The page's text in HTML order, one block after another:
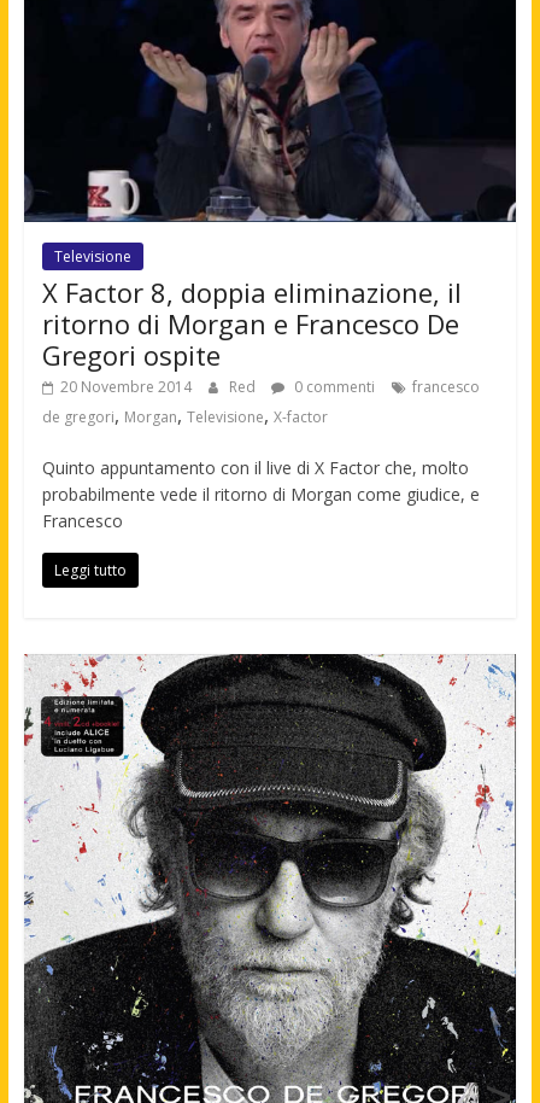
Televisione
X Factor 8, doppia eliminazione, il
ritorno di Morgan e Francesco De
Gregori ospite
20 Novembre 2014 Red 0 commenti
francesco
de gregori, Morgan, Televisione, X-factor
Quinto appuntamento con il live di X Factor che, molto
probabilmente vede il ritorno di Morgan come giudice, e
Francesco
Leggi tutto